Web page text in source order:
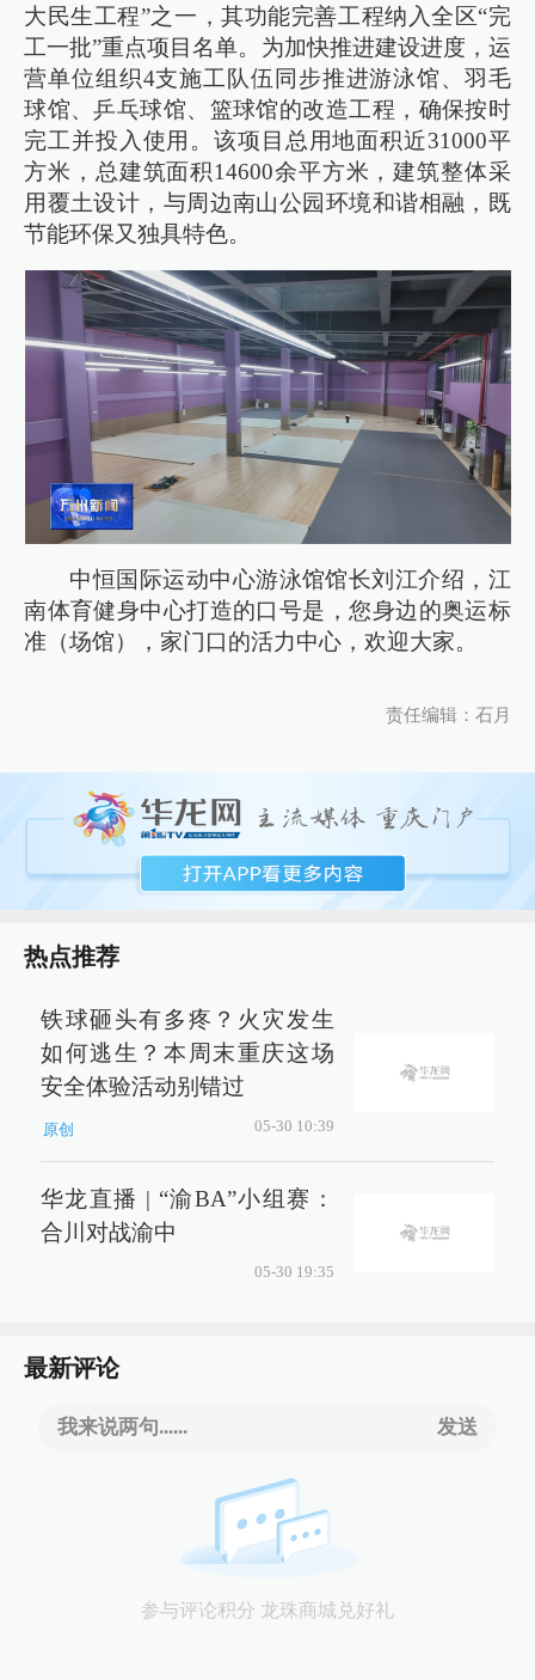
大民生工程”之一，其功能完善工程纳入全区“完
工一批”重点项目名单。为加快推进建设进度，运
营单位组织4支施工队伍同步推进游泳馆、羽毛
球馆、乒乓球馆、篮球馆的改造工程，确保按时
完工并投入使用。该项目总用地面积近31000平
方米，总建筑面积14600余平方米，建筑整体采
用覆土设计，与周边南山公园环境和谐相融，既
节能环保又独具特色。
中恒国际运动中心游泳馆馆长刘江介绍，江
南体育健身中心打造的口号是，您身边的奥运标
准（场馆），家门口的活力中心，欢迎大家。
责任编辑：石月
热点推荐
铁球砸头有多疼？火灾发生
如何逃生？本周末重庆这场
安全体验活动别错过
原创 05-30 10:39
华龙直播 | “渝BA”小组赛：
合川对战渝中
05-30 19:35
最新评论
我来说两句...... 发送
参与评论积分 龙珠商城兑好礼